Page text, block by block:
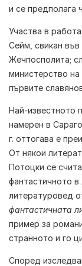
и се предполага
Участва в
Сейм, свикан
Жечпосполита;
министерство
първите
Най-известното
намерен в
г. оттогава е
От някои
Потоцки се
фантастичното
литературовед
фантастичната
пример за
странното и го
Според